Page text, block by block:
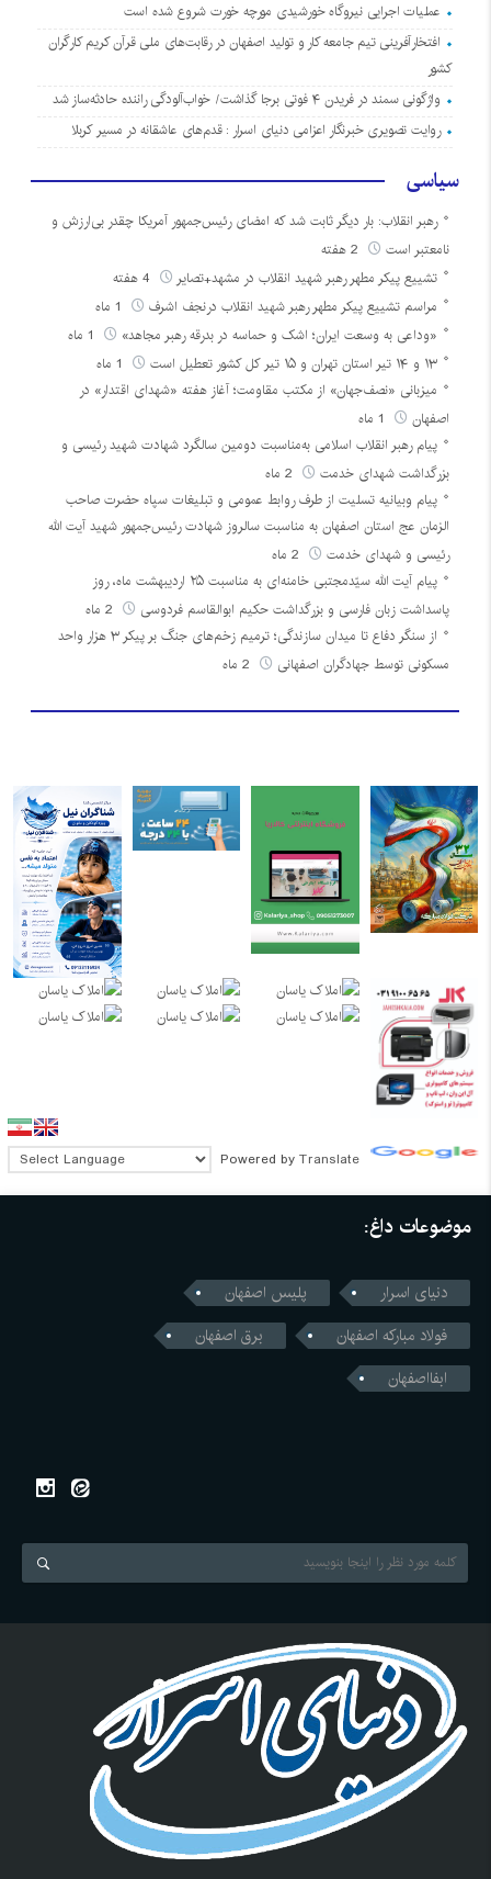
عملیات اجرایی نیروگاه خورشیدی مورچه خورت شروع شده است
افتخارآفرینی تیم جامعه کار و تولید اصفهان در رقابت‌های ملی قرآن کریم کارگران
کشور
واژگونی سمند در فریدن ۴ فوتی برجا گذاشت/ خواب‌آلودگی راننده حادثه‌ساز شد
روایت تصویری خبرنگار اعزامی دنیای اسرار : قدم‌های عاشقانه در مسیر کربلا
سیاسی
رهبر انقلاب: بار دیگر ثابت شد که امضای رئیس‌جمهور آمریکا چقدر بی‌ارزش و
نامعتبر است
تشییع پیکر مطهر رهبر شهید انقلاب در مشهد+تصایر
مراسم تشییع پیکر مطهر رهبر شهید انقلاب درنجف اشرف
«وداعی به وسعت ایران؛ اشک و حماسه در بدرقه رهبر مجاهد»
۱۳ و ۱۴ تیر استان تهران و ۱۵ تیر کل کشور تعطیل است
میزبانی «نصف‌جهان» از مکتب مقاومت؛ آغاز هفته «شهدای اقتدار» در
اصفهان
پیام رهبر انقلاب اسلامی به‌مناسبت دومین سالگرد شهادت شهید رئیسی و
بزرگداشت شهدای خدمت
پیام وبیانیه تسلیت از طرف روابط عمومی و تبلیغات سپاه حضرت صاحب
الزمان عج استان اصفهان به مناسبت سالروز شهادت رئیس‌جمهور شهید آیت الله
رئیسی و شهدای خدمت
پیام آیت الله سیّدمجتبی خامنه‌ای به مناسبت ۲۵ اردیبهشت ماه، روز
پاسداشت زبان فارسی و بزرگداشت حکیم ابوالقاسم فردوسی
از سنگر دفاع تا میدان سازندگی؛ ترمیم زخم‌های جنگ بر پیکر ۳ هزار واحد
مسکونی توسط جهادگران اصفهانی
Powered by Translate
موضوعات داغ:
دنیای اسرار
پلیس اصفهان
فولاد مبارکه اصفهان
برق اصفهان
ابفااصفهان